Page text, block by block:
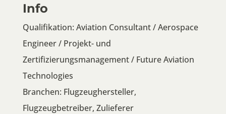
Info
Qualifikation: Aviation Consultant / Aerospace
Engineer / Projekt- und
Zertifizierungsmanagement / Future Aviation
Technologies
Branchen: Flugzeughersteller,
Flugzeugbetreiber, Zulieferer